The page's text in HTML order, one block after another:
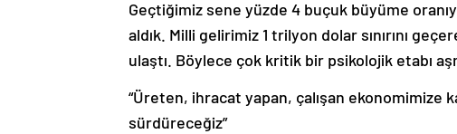
Geçtiğimiz sene yüzde 4 buçuk büyüme
aldık. Milli gelirimiz 1 trilyon dolar sınırını
ulaştı. Böylece çok kritik bir psikolojik etabı
“Üreten, ihracat yapan, çalışan ekonomimize
sürdüreceğiz”